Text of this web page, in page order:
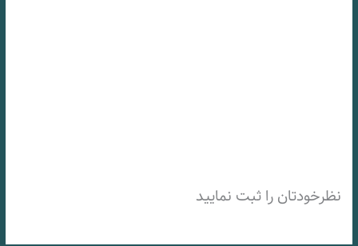
نظرخودتان را ثبت نمایید